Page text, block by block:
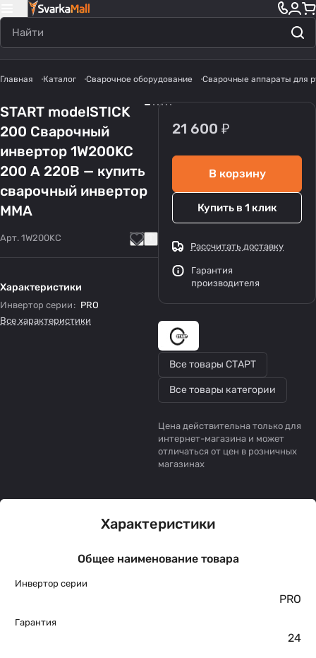
Главная Каталог Сварочное оборудование Сварочные аппараты для
START modelSTICK
200 Сварочный
инвертор 1W200KC
200 А 220В — купить
сварочный инвертор
MMA
Арт. 1W200KC
Характеристики
Инвертор серии : PRO
Все характеристики
21 600 ₽
В корзину
Купить в 1 клик
Рассчитать доставку
Гарантия
производителя
Все товары СТАРТ
Все товары категории
Цена действительна только для
интернет-магазина и может
отличаться от цен в розничных
магазинах
Характеристики
Общее наименование товара
Инвертор серии
PRO
Гарантия
24